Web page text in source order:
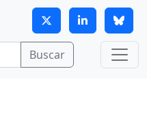
Buscar